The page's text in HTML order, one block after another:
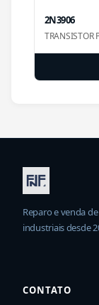
2N3906
Reparo e venda
industriais desde
CONTATO